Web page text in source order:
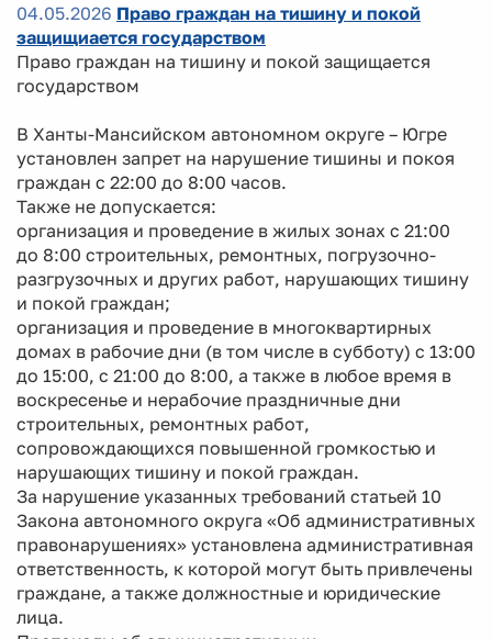
04.05.2026 Право граждан на тишину и покой
защищиается государством
Право граждан на тишину и покой защищается
государством
В Ханты-Мансийском автономном округе – Югре
установлен запрет на нарушение тишины и покоя
граждан с 22:00 до 8:00 часов.
Также не допускается:
организация и проведение в жилых зонах с 21:00
до 8:00 строительных, ремонтных, погрузочно-
разгрузочных и других работ, нарушающих тишину
и покой граждан;
организация и проведение в многоквартирных
домах в рабочие дни (в том числе в субботу) с 13:00
до 15:00, с 21:00 до 8:00, а также в любое время в
воскресенье и нерабочие праздничные дни
строительных, ремонтных работ,
сопровождающихся повышенной громкостью и
нарушающих тишину и покой граждан.
За нарушение указанных требований статьей 10
Закона автономного округа «Об административных
правонарушениях» установлена административная
ответственность, к которой могут быть привлечены
граждане, а также должностные и юридические
лица.